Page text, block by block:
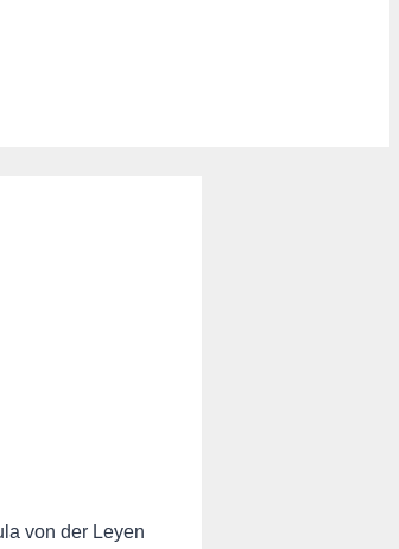
von der Leyen